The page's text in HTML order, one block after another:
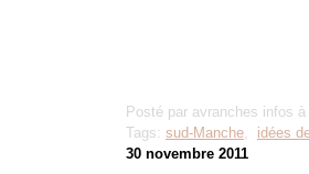
Posté par avranches infos
Tags: sud-Manche, idées
30 novembre 2011